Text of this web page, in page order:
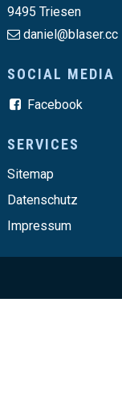
9495 Triesen
daniel@blaser.cc
SOCIAL MEDIA
Facebook
SERVICES
Sitemap
Datenschutz
Impressum